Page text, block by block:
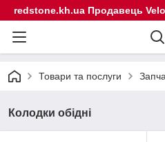
redstone.kh.ua Продавець
Товари та послуги
Колодки обідні